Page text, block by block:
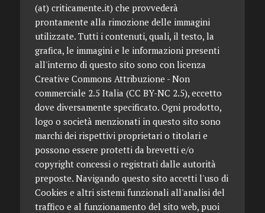
(at) criticamente.it) che provvederà
prontamente alla rimozione delle immagini
utilizzate. Tutti i contenuti, quali, il testo, la
grafica, le immagini e le informazioni presenti
all'interno di questo sito sono con licenza
Creative Commons Attribuzione - Non
commerciale 2.5 Italia (CC BY-NC 2.5), eccetto
dove diversamente specificato. Ogni prodotto,
logo o società menzionati in questo sito sono
marchi dei rispettivi proprietari o titolari e
possono essere protetti da brevetti e/o
copyright concessi o registrati dalle autorità
preposte. Navigando questo sito accetti l'uso di
Cookies e altri sistemi funzionali all'analisi del
traffico e al funzionamento del sito web, puoi